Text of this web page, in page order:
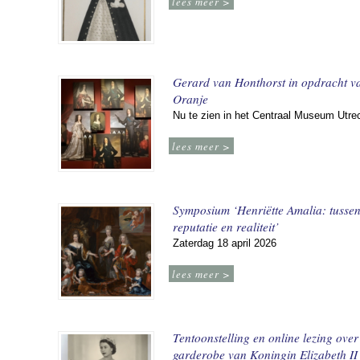
Gerard van Honthorst in opdracht
Oranje
Nu te zien in het Centraal Museum
lees meer >
Symposium ‘Henriëtte Amalia: tussen
reputatie en realiteit’
Zaterdag 18 april 2026
lees meer >
Tentoonstelling en online lezing
garderobe van Koningin Elizabeth II